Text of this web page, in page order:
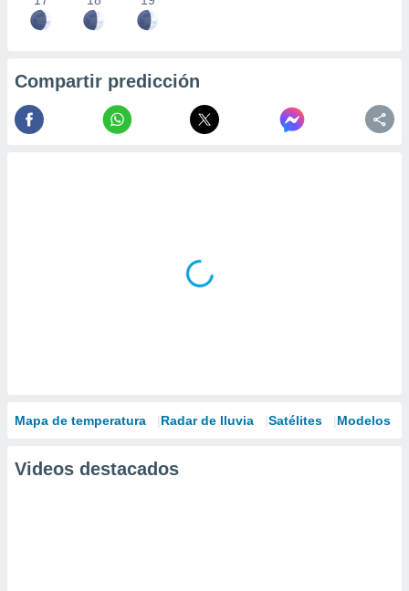
Compartir predicción
Mapa de temperatura Radar de lluvia Satélites Modelos
Videos destacados